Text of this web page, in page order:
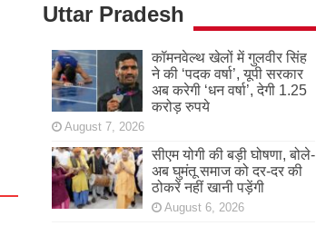
Uttar Pradesh
कॉमनवेल्थ खेलों में गुलवीर सिंह
ने की ‘पदक वर्षा’, यूपी सरकार
अब करेगी ‘धन वर्षा’, देगी 1.25
करोड़ रुपये
August 7, 2026
सीएम योगी की बड़ी घोषणा, बोले-
अब घुमंतू समाज को दर-दर की
ठोकरें नहीं खानी पड़ेंगी
August 6, 2026